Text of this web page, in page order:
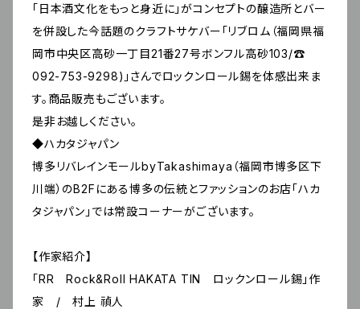
「日本酒文化をもっと身近に」がコンセプトの醸造所とバー
を併設した今話題のクラフトサケバー「リブロム（福岡県福
岡市中央区高砂一丁目21番27号ボンフル高砂103/☎
092-753-9298)」さんでロックンロール錫を体感出来ま
す。商品販売もございます。
是非お越しください。
◆ハカタジャパン
博多リバレインモールbyTakashimaya（福岡市博多区下
川端）のB2Fにある博多の伝統とファッションのお店「ハカ
タジャパン」では常設コーナーがございます。
【作家紹介】
「RR Rock&Roll HAKATA TIN ロックンロール錫」作
家 / 村上 禎人